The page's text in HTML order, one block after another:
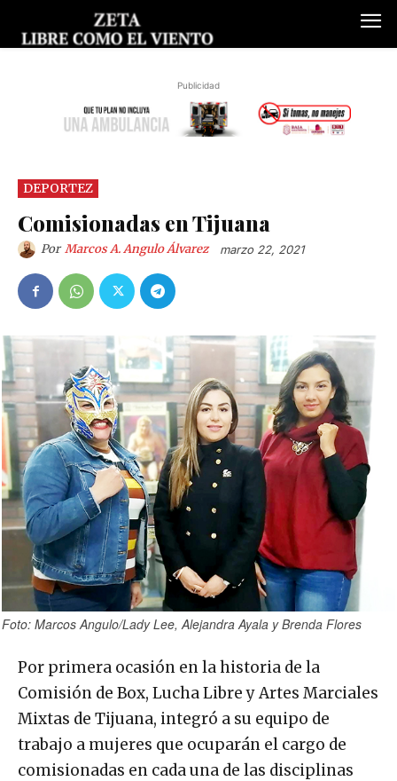
Publicidad
DEPORTEZ
Comisionadas en Tijuana
Por Marcos A. Angulo Álvarez marzo 22, 2021
Foto: Marcos Angulo/Lady Lee, Alejandra Ayala y Brenda Flores
Por primera ocasión en la historia de la
Comisión de Box, Lucha Libre y Artes Marciales
Mixtas de Tijuana, integró a su equipo de
trabajo a mujeres que ocuparán el cargo de
comisionadas en cada una de las disciplinas